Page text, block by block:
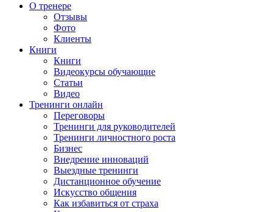
О тренере
Отзывы
Фото
Клиенты
Книги
Книги
Видеокурсы обучающие
Статьи
Видео
Тренинги онлайн
Переговоры
Тренинги для руководителей
Тренинги личностного роста
Бизнес
Внедрение инноваций
Выездные тренинги
Дистанционное обучение
Искусство общения
Как избавиться от страха